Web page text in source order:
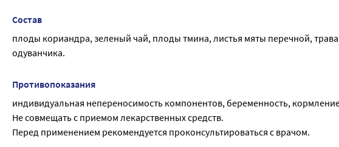
Состав
плоды кориандра, зеленый чай, плоды тмина, листья мяты перечной,
одуванчика.
Противопоказания
индивидуальная непереносимость компонентов, беременность,
Не совмещать с приемом лекарственных средств.
Перед применением рекомендуется проконсультироваться с врачом.